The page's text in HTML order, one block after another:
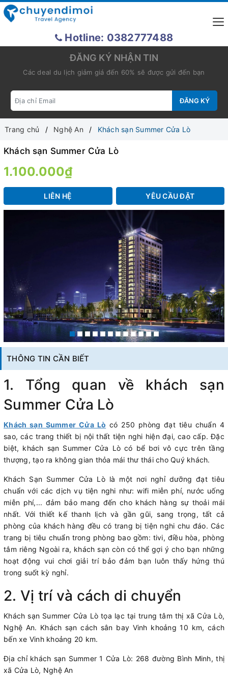
Hotline: 0382777488
ĐĂNG KÝ NHẬN TIN
Các deal du lịch giảm giá đến 60% sẽ được gửi đến bạn
ĐĂNG KÝ
Trang chủ Nghệ An Khách sạn Summer Cửa Lò
THÔNG TIN CẦN BIẾT
1. Tổng quan về khách sạn
Summer Cửa Lò
Khách sạn Summer Cửa Lò có 250 phòng đạt tiêu chuẩn 4
sao, các trang thiết bị nội thất tiện nghi hiện đại, cao cấp. Đặc
biệt, khách sạn Summer Cửa Lò có bể bơi vô cực trên tầng
thượng, tạo ra không gian thỏa mái thư thái cho Quý khách.
Khách Sạn Summer Cửa Lò là một nơi nghỉ dưỡng đạt tiêu
chuẩn với các dịch vụ tiện nghi như: wifi miễn phí, nước uống
miễn phí,... đảm bảo mang đến cho khách hàng sự thoải mái
nhất. Với thiết kế thanh lịch và gần gũi, sang trọng, tất cả
phòng của khách hàng đều có trang bị tiện nghi chu đáo. Các
trang bị tiêu chuẩn trong phòng bao gồm: tivi, điều hòa, phòng
tắm riêng Ngoài ra, khách sạn còn có thể gợi ý cho bạn những
hoạt động vui chơi giải trí bảo đảm bạn luôn thấy hứng thú
trong suốt kỳ nghỉ.
2. Vị trí và cách di chuyển
Khách sạn Summer Cửa Lò tọa lạc tại trung tâm thị xã Cửa Lò,
Nghệ An. Khách sạn cách sân bay Vinh khoảng 10 km, cách
bến xe Vinh khoảng 20 km.
Địa chỉ khách sạn Summer 1 Cửa Lò: 268 đường Bình Minh, thị
xã Cửa Lò, Nghệ An
Khách sạn Summer Cửa Lò
1.100.000₫
LIÊN HỆ YÊU CẦU ĐẶT